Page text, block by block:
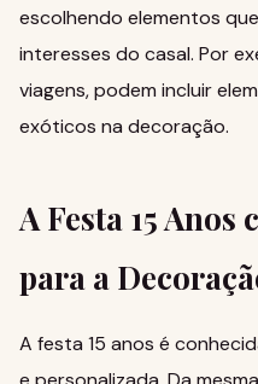
escolhendo elementos
interesses do casal. Por
viagens, podem incluir
exóticos na decoração.
A Festa 15
para a
A festa 15 anos é